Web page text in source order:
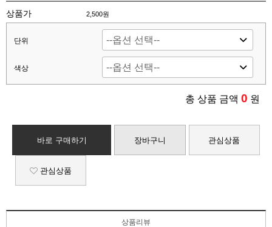
상품가 2,500원
단위
색상
총 상품 금액 0 원
바로 구매하기 장바구니 관심상품
관심상품
상품리뷰